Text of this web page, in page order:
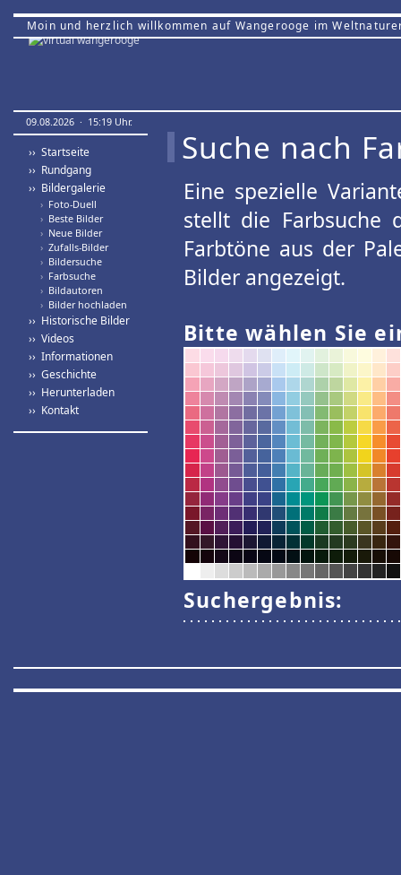
Moin und herzlich willkommen auf Wangerooge im
09.08.2026 · 15:19 Uhr.
›› Startseite
›› Rundgang
›› Bildergalerie
› Foto-Duell
› Beste Bilder
› Neue Bilder
› Zufalls-Bilder
› Bildersuche
› Farbsuche
› Bildautoren
› Bilder hochladen
›› Historische Bilder
›› Videos
›› Informationen
›› Geschichte
›› Herunterladen
›› Kontakt
Suche nach
Eine spezielle
stellt die Farbsuche
Farbtöne aus der
Bilder angezeigt.
Bitte wählen Sie
Suchergebnis: